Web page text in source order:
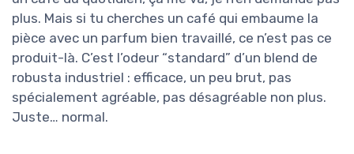
plus. Mais si tu cherches un café qui embaume la
pièce avec un parfum bien travaillé, ce n’est pas ce
produit-là. C’est l’odeur “standard” d’un blend de
robusta industriel : efficace, un peu brut, pas
spécialement agréable, pas désagréable non plus.
Juste… normal.